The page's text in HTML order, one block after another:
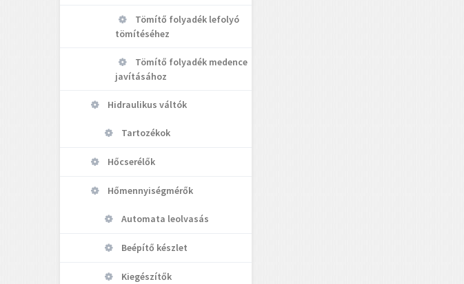
Tömítő folyadék lefolyó
tömítéséhez
Tömítő folyadék medence
javításához
Hidraulikus váltók
Tartozékok
Hőcserélők
Hőmennyiségmérők
Automata leolvasás
Beépítő készlet
Kiegészítők